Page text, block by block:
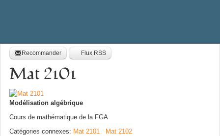
Recommander Flux RSS
Mat 2101
Modélisation algébrique
Cours de mathématique de la FGA
Catégories connexes: Mat 2101 Mat 2102